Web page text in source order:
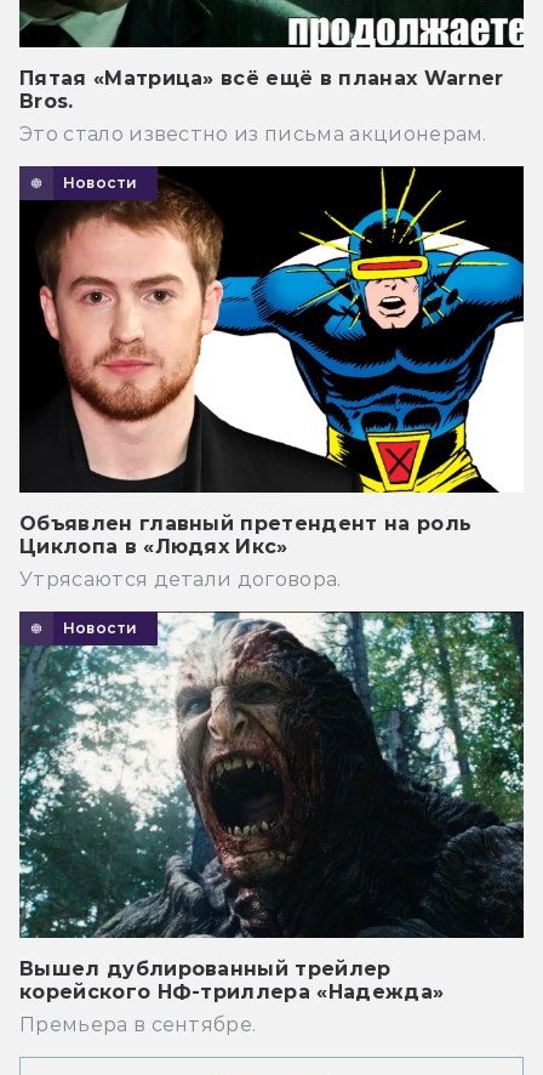
Пятая «Матрица» всё ещё в планах Warner
Bros.
Это стало известно из письма акционерам.
Новости
Объявлен главный претендент на роль
Циклопа в «Людях Икс»
Утрясаются детали договора.
Новости
Вышел дублированный трейлер
корейского НФ-триллера «Надежда»
Премьера в сентябре.